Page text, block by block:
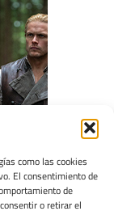
como las cookies
El consentimiento de
de
o retirar el